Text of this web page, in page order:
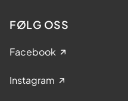
FØLG OSS
Facebook
Instagram